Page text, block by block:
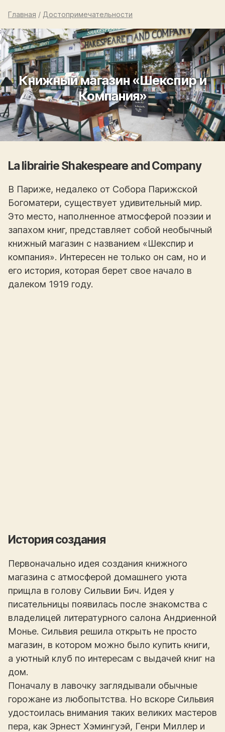
Главная / Достопримечательности
Книжный магазин «Шекспир и
Компания»
La librairie Shakespeare and Company
В Париже, недалеко от Собора Парижской
Богоматери, существует удивительный мир.
Это место, наполненное атмосферой поэзии и
запахом книг, представляет собой необычный
книжный магазин с названием «Шекспир и
компания». Интересен не только он сам, но и
его история, которая берет свое начало в
далеком 1919 году.
История создания
Первоначально идея создания книжного
магазина с атмосферой домашнего уюта
прищла в голову Сильвии Бич. Идея у
писательницы появилась после знакомства с
владелицей литературного салона Андриенной
Монье. Сильвия решила открыть не просто
магазин, в котором можно было купить книги,
а уютный клуб по интересам с выдачей книг на
дом.
Поначалу в лавочку заглядывали обычные
горожане из любопытства. Но вскоре Сильвия
удостоилась внимания таких великих мастеров
пера, как Эрнест Хэмингуэй, Генри Миллер и